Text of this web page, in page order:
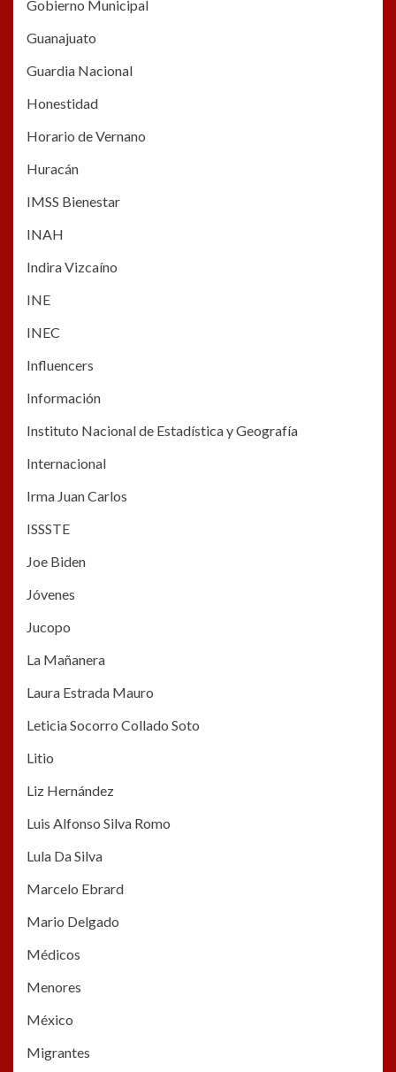
Gobierno Municipal
Guanajuato
Guardia Nacional
Honestidad
Horario de Vernano
Huracán
IMSS Bienestar
INAH
Indira Vizcaíno
INE
INEC
Influencers
Información
Instituto Nacional de Estadística y Geografía
Internacional
Irma Juan Carlos
ISSSTE
Joe Biden
Jóvenes
Jucopo
La Mañanera
Laura Estrada Mauro
Leticia Socorro Collado Soto
Litio
Liz Hernández
Luis Alfonso Silva Romo
Lula Da Silva
Marcelo Ebrard
Mario Delgado
Médicos
Menores
México
Migrantes